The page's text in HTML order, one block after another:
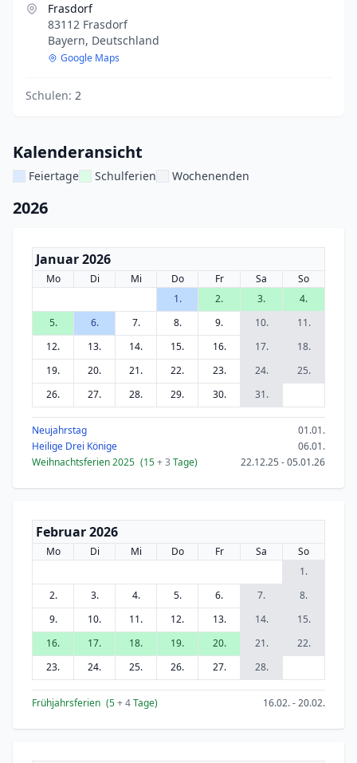
Frasdorf
83112 Frasdorf
Bayern, Deutschland
Google Maps
Schulen: 2
Kalenderansicht
Feiertage Schulferien Wochenenden
2026
Januar 2026
Mo Di Mi Do Fr Sa
So
1.
2. 3.
4.
5.
6. 7. 8. 9. 10.
11.
12.
13. 14. 15. 16. 17.
18.
19.
20. 21. 22. 23. 24.
25.
26.
27. 28. 29. 30. 31.
Neujahrstag
01.01.
Heilige Drei Könige
06.01.
Weihnachtsferien 2025 (15+ 3 Tage) 22.12.25 - 05.01.26
Februar 2026
Mo Di Mi Do Fr Sa
So
1.
2.
3. 4. 5. 6. 7.
8.
9.
10. 11. 12. 13. 14.
15.
16.
17. 18. 19. 20. 21.
22.
23.
24. 25. 26. 27. 28.
Frühjahrsferien (5+ 4Tage) 16.02. - 20.02.